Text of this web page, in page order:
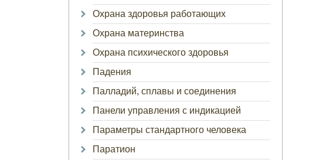
Охрана здоровья работающих
Охрана материнства
Охрана психического здоровья
Падения
Палладий, сплавы и соединения
Панели управления с индикацией
Параметры стандартного человека
Паратион